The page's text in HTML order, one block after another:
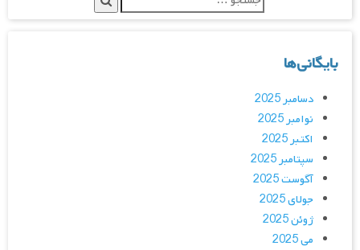
بایگانی‌ها
دسامبر 2025
نوامبر 2025
اکتبر 2025
سپتامبر 2025
آگوست 2025
جولای 2025
ژوئن 2025
می 2025